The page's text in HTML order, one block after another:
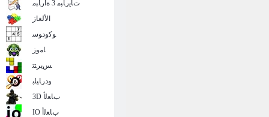
ﺕﺎﻳﺭﺎﺒﻣ 3 ﺓﺍﺭﺎﺒﻣ
الألغاز
ﻮﻛﻭﺩﻮﺳ
ﺎﻣﻭﺯ
ﺲﻳﺮﺘﺗ
ﻭﺩﺭﺎﻴﻠﺑ
3D ﺏﺎﻌﻟﺃ
IO ﺏﺎﻌﻟﺃ